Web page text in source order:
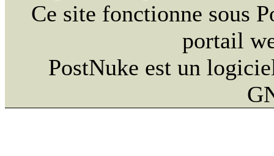
Ce site fonctionne sous
portail
PostNuke est un